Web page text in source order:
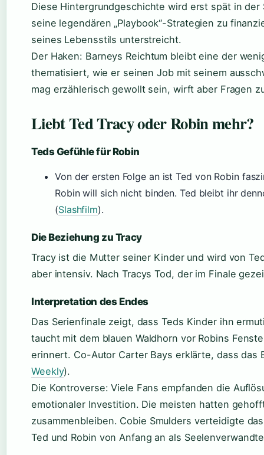
Diese Hintergrundgeschichte wird erst spät in
seine legendären „Playbook“-Strategien zu
seines Lebensstils unterstreicht.
Der Haken: Barneys Reichtum bleibt eine der
thematisiert, wie er seinen Job mit seinem
mag erzählerisch gewollt sein, wirft aber Fragen
Liebt Ted Tracy oder Robin mehr?
Teds Gefühle für Robin
Von der ersten Folge an ist Ted von Robin
Robin will sich nicht binden. Ted bleibt ihr
(Slashfilm).
Die Beziehung zu Tracy
Tracy ist die Mutter seiner Kinder und wird von
aber intensiv. Nach Tracys Tod, der im Finale
Interpretation des Endes
Das Serienfinale zeigt, dass Teds Kinder ihn
taucht mit dem blauen Waldhorn vor Robins
erinnert. Co-Autor Carter Bays erklärte, dass das
Weekly).
Die Kontroverse: Viele Fans empfanden die
emotionaler Investition. Die meisten hatten
zusammenbleiben. Cobie Smulders verteidigte
Ted und Robin von Anfang an als